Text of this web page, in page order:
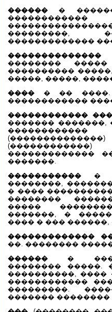
������ �
���������,
�������������
��������������
��������
����������
�����, �����,
���� � �� ����.
������������
������������
������� �������,
�������������
�������.
����������� �
��������,
� ����
��������
�����
�������, �
���� � ��� ������,
�������������
��. ��������
������ �
�������� �����.
����������, ����
������������
���������.
������� ��������